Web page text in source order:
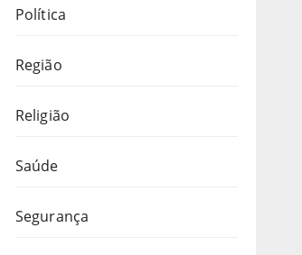
Política
Região
Religião
Saúde
Segurança